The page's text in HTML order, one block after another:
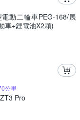
電動二輪車PEG-168/展
車+鋰電池X2顆)
公里
Pro